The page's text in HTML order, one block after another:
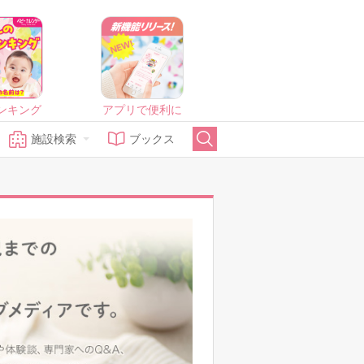
キング アプリで便利に
施設検索 ブックス